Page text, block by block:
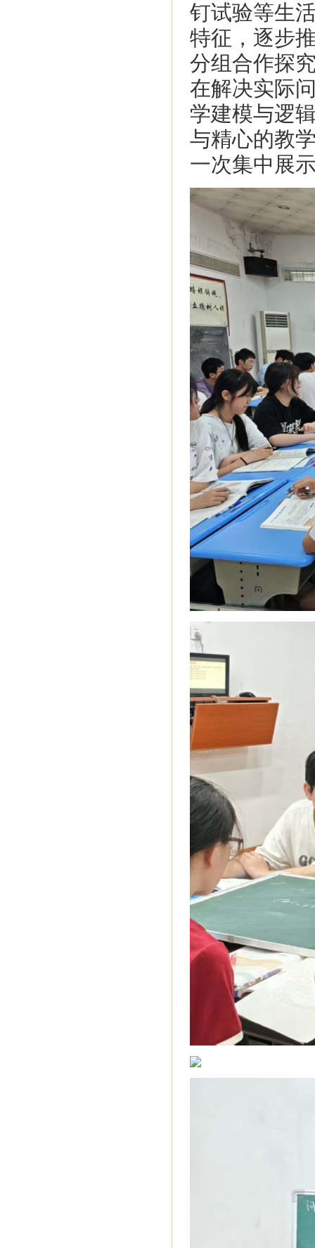
钉试验等生
特征，逐步
分组合作探
在解决实际
学建模与逻
与精心的教
一次集中展